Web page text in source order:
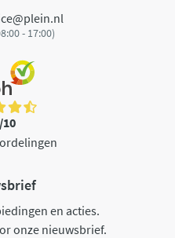
- 17:00)
en acties.
onze nieuwsbrief.